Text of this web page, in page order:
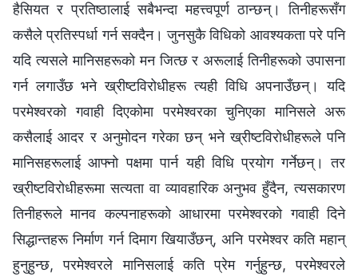
हैसियत र प्रतिष्ठालाई सबैभन्दा महत्त्वपूर्ण ठान्छन्। तिनीहरूसँग
कसैले प्रतिस्पर्धा गर्न सक्दैन। जुनसुकै विधिको आवश्यकता परे पनि
यदि त्यसले मानिसहरूको मन जित्छ र अरूलाई तिनीहरूको उपासना
गर्न लगाउँछ भने ख्रीष्टविरोधीहरू त्यही विधि अपनाउँछन्। यदि
परमेश्‍वरको गवाही दिएकोमा परमेश्‍वरका चुनिएका मानिसले अरू
कसैलाई आदर र अनुमोदन गरेका छन् भने ख्रीष्टविरोधीहरूले पनि
मानिसहरूलाई आफ्नो पक्षमा पार्न यही विधि प्रयोग गर्नेछन्। तर
ख्रीष्टविरोधीहरूमा सत्यता वा व्यावहारिक अनुभव हुँदैन, त्यसकारण
तिनीहरूले मानव कल्पनाहरूको आधारमा परमेश्‍वरको गवाही दिने
सिद्धान्तहरू निर्माण गर्न दिमाग खियाउँछन्, अनि परमेश्‍वर कति महान्
हुनुहुन्छ, परमेश्‍वरले मानिसलाई कति प्रेम गर्नुहुन्छ, परमेश्‍वरले